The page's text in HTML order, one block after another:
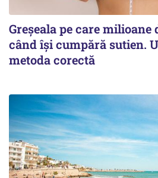
Greșeala pe care milioane
când își cumpără sutien.
metoda corectă